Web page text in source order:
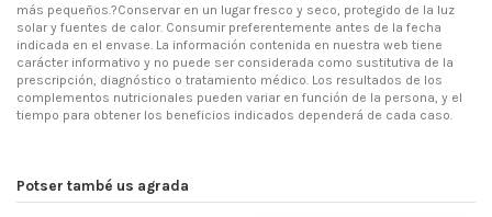
más pequeños.?Conservar en un lugar fresco y seco, protegido de la luz
solar y fuentes de calor. Consumir preferentemente antes de la fecha
indicada en el envase. La información contenida en nuestra web tiene
carácter informativo y no puede ser considerada como sustitutiva de la
prescripción, diagnóstico o tratamiento médico. Los resultados de los
complementos nutricionales pueden variar en función de la persona, y el
tiempo para obtener los beneficios indicados dependerá de cada caso.
Potser també us agrada